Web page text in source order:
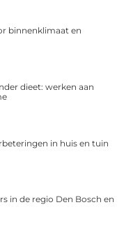
binnenklimaat en
dieet: werken aan
in huis en tuin
in de regio Den Bosch en